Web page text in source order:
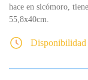
hace en sicómoro,
55,8x40cm.
Disponibilidad